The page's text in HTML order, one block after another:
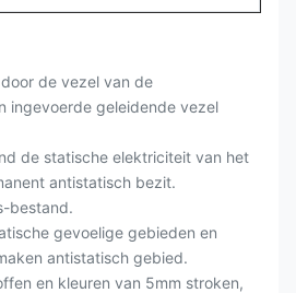
de vezel van de
ingevoerde geleidende vezel
de statische elektriciteit van het
antistatisch bezit.
bestand.
gevoelige gebieden en
antistatisch gebied.
en kleuren van 5mm stroken,